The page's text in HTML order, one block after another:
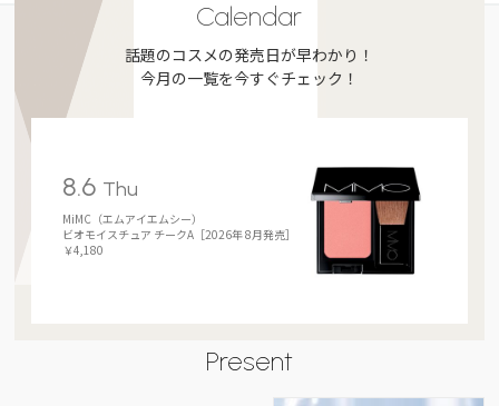
Calendar
話題のコスメの発売日が早わかり！
今月の一覧を今すぐチェック！
8.6 Thu
MiMC（エムアイエムシー）
ビオモイスチュア チークA［2026年 8月発売］
￥4,180
Present